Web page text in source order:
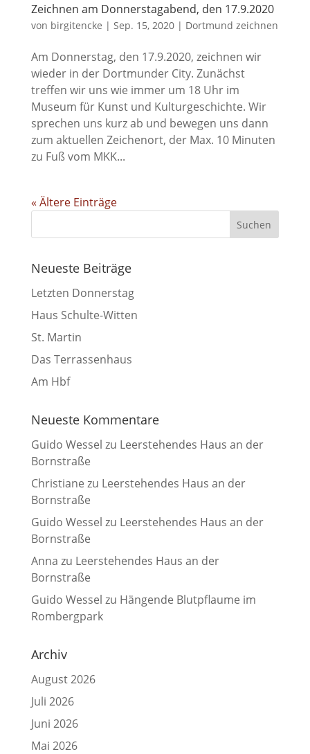
Zeichnen am Donnerstagabend, den 17.9.2020
von birgitencke | Sep. 15, 2020| Dortmund zeichnen
Am Donnerstag, den 17.9.2020, zeichnen wir
wieder in der Dortmunder City. Zunächst
treffen wir uns wie immer um 18 Uhr im
Museum für Kunst und Kulturgeschichte. Wir
sprechen uns kurz ab und bewegen uns dann
zum aktuellen Zeichenort, der Max. 10 Minuten
zu Fuß vom MKK...
« Ältere Einträge
Neueste Beiträge
Letzten Donnerstag
Haus Schulte-Witten
St. Martin
Das Terrassenhaus
Am Hbf
Neueste Kommentare
Guido Wessel zu Leerstehendes Haus an der
Bornstraße
Christiane zu Leerstehendes Haus an der
Bornstraße
Guido Wessel zu Leerstehendes Haus an der
Bornstraße
Anna zu Leerstehendes Haus an der
Bornstraße
Guido Wessel zu Hängende Blutpflaume im
Rombergpark
Archiv
August 2026
Juli 2026
Juni 2026
Mai 2026